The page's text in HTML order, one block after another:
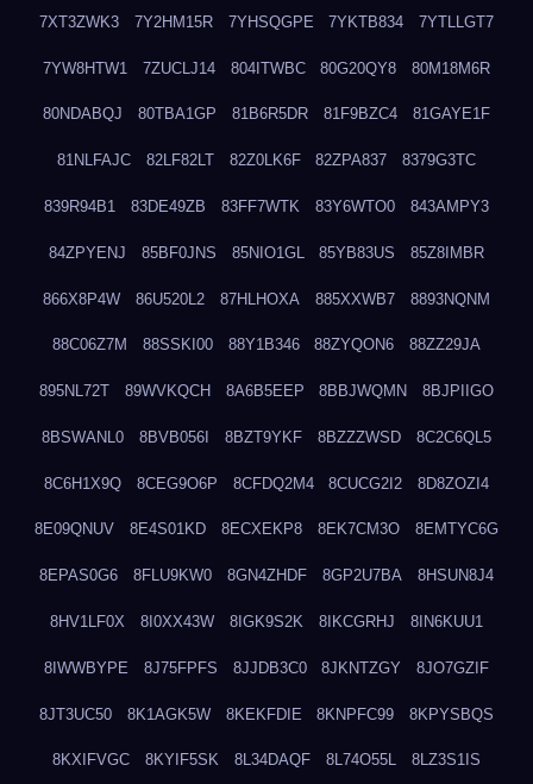
7XT3ZWK3 7Y2HM15R 7YHSQGPE 7YKTB834 7YTLLGT7
7YW8HTW1 7ZUCLJ14 804ITWBC 80G20QY8 80M18M6R
80NDABQJ 80TBA1GP 81B6R5DR 81F9BZC4 81GAYE1F
81NLFAJC 82LF82LT 82Z0LK6F 82ZPA837 8379G3TC
839R94B1 83DE49ZB 83FF7WTK 83Y6WTO0 843AMPY3
84ZPYENJ 85BF0JNS 85NIO1GL 85YB83US 85Z8IMBR
866X8P4W 86U520L2 87HLHOXA 885XXWB7 8893NQNM
88C06Z7M 88SSKI00 88Y1B346 88ZYQON6 88ZZ29JA
895NL72T 89WVKQCH 8A6B5EEP 8BBJWQMN 8BJPIIGO
8BSWANL0 8BVB056I 8BZT9YKF 8BZZZWSD 8C2C6QL5
8C6H1X9Q 8CEG9O6P 8CFDQ2M4 8CUCG2I2 8D8ZOZI4
8E09QNUV 8E4S01KD 8ECXEKP8 8EK7CM3O 8EMTYC6G
8EPAS0G6 8FLU9KW0 8GN4ZHDF 8GP2U7BA 8HSUN8J4
8HV1LF0X 8I0XX43W 8IGK9S2K 8IKCGRHJ 8IN6KUU1
8IWWBYPE 8J75FPFS 8JJDB3C0 8JKNTZGY 8JO7GZIF
8JT3UC50 8K1AGK5W 8KEKFDIE 8KNPFC99 8KPYSBQS
8KXIFVGC 8KYIF5SK 8L34DAQF 8L74O55L 8LZ3S1IS